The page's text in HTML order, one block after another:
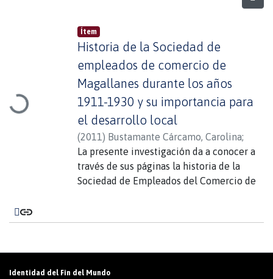
Cargando...
Ítem
Historia de la Sociedad de
empleados de comercio de
Magallanes durante los años
1911-1930 y su importancia para
el desarrollo local
(2011) Bustamante Cárcamo, Carolina;
Chávez Peña, Claudia;Subiabre Angulo,
Katherine ;Lausic Glasinovic, Sergio
La presente investigación da a conocer a
través de sus páginas la historia de la
Sociedad de Empleados del Comercio de
social que entregó a la población tanto en
Además de destacar la significativa
participación de sus socios y personajes
Identidad del Fin del Mundo